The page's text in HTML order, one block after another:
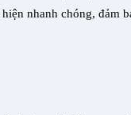
nhanh chóng, đảm